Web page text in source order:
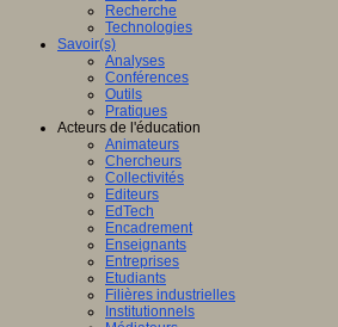
Recherche
Technologies
Savoir(s)
Analyses
Conférences
Outils
Pratiques
Acteurs de l'éducation
Animateurs
Chercheurs
Collectivités
Editeurs
EdTech
Encadrement
Enseignants
Entreprises
Etudiants
Filières industrielles
Institutionnels